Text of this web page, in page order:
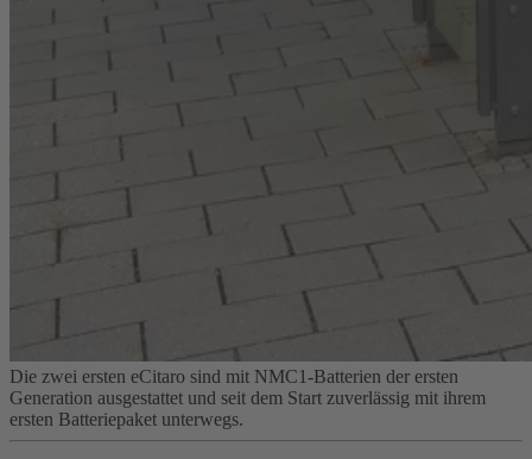
Die zwei ersten eCitaro sind mit NMC1‑Batterien der ersten
Generation ausgestattet und seit dem Start zuverlässig mit ihrem
ersten Batteriepaket unterwegs.